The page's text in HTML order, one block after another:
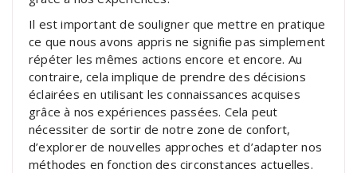
Il est important de souligner que mettre en pratique
ce que nous avons appris ne signifie pas simplement
répéter les mêmes actions encore et encore. Au
contraire, cela implique de prendre des décisions
éclairées en utilisant les connaissances acquises
grâce à nos expériences passées. Cela peut
nécessiter de sortir de notre zone de confort,
d’explorer de nouvelles approches et d’adapter nos
méthodes en fonction des circonstances actuelles.